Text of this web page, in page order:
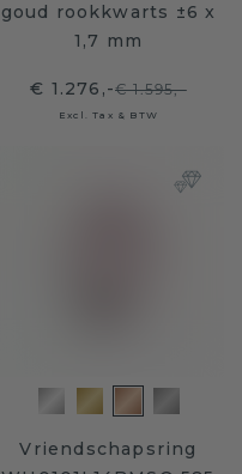
goud rookkwarts ±6 x
1,7 mm
€ 1.276,-€ 1.595,-
Excl. Tax & BTW
Vriendschapsring